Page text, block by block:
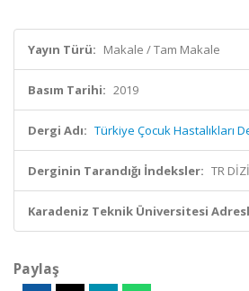
Yayın Türü: Makale / Tam Makale
Basım Tarihi: 2019
Dergi Adı: Türkiye Çocuk Hastalıkları
Derginin Tarandığı İndeksler: TR
Karadeniz Teknik Üniversitesi
Paylaş